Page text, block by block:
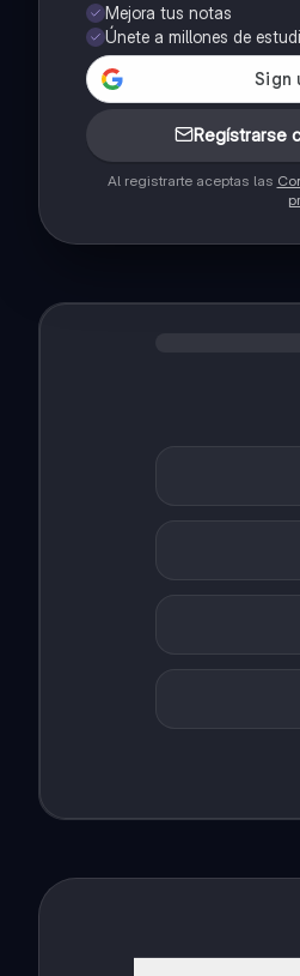
Mejora tus notas
Únete a millones de
Regístrarse
Al registrarte aceptas las